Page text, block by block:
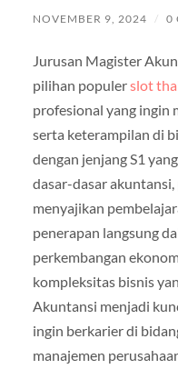
NOVEMBER 9, 2024 / 0
Jurusan Magister
pilihan populerslot
profesional yang ingin
serta keterampilan di
dengan jenjang S1
dasar-dasar
menyajikan
penerapan langsung
perkembangan
kompleksitas bisnis
Akuntansi menjadi
ingin berkarier di
manajemen